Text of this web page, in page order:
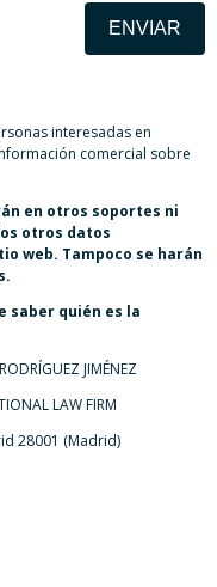
interesadas en
comercial sobre
en otros soportes ni
otros datos
web. Tampoco se harán
saber quién es la
JIMÉNEZ
LAW FIRM
28001 (Madrid)
ENVIAR